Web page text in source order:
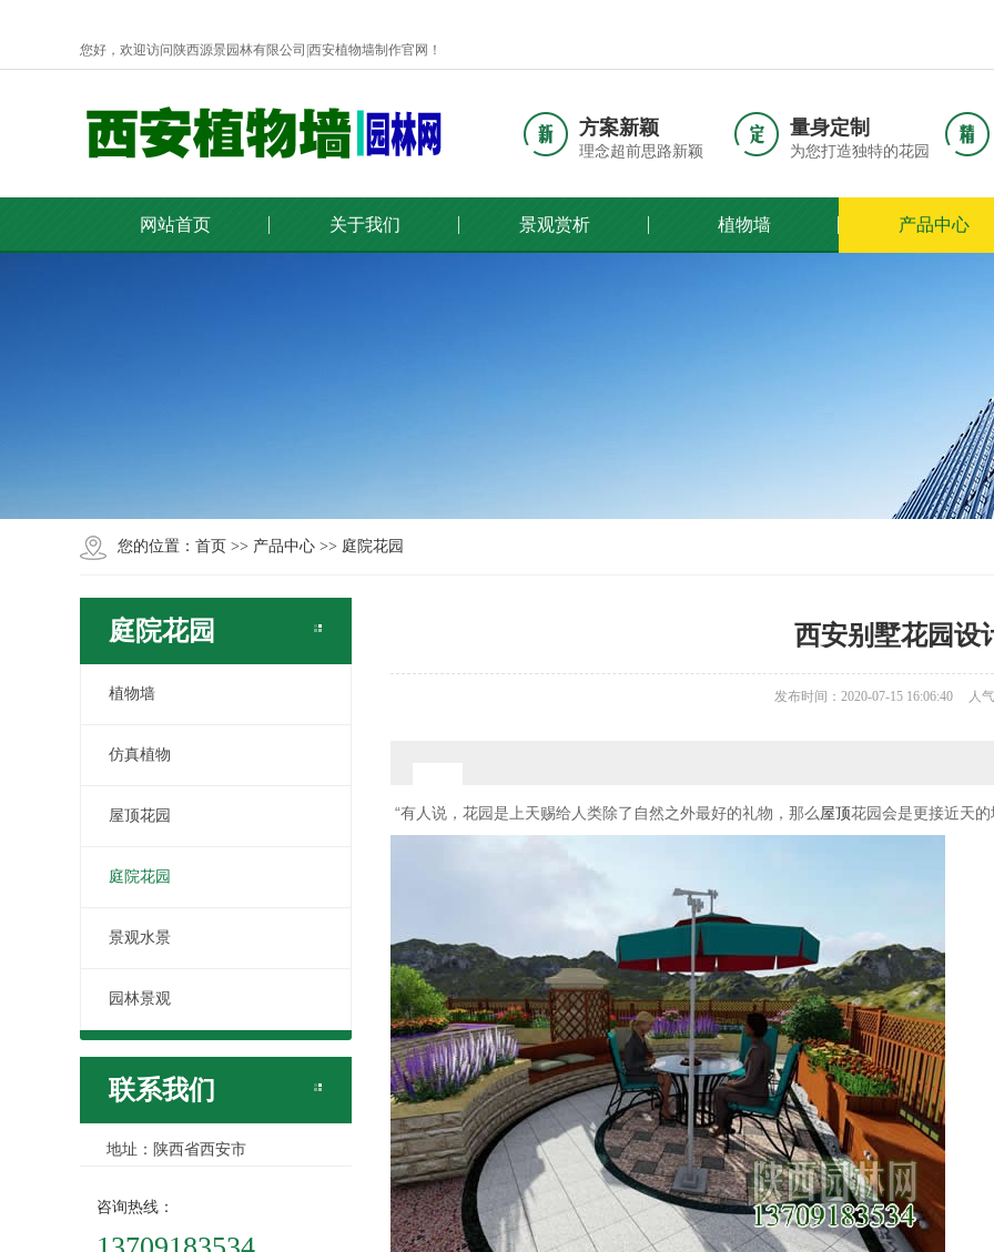
您好，欢迎访问陕西源景园林有限公司|西安植物墙制作官网！
方案新颖
理念超前思路新颖
量身定制
为您打造独特的花园
网站首页 关于我们 景观赏析 植物墙 产品中心
您的位置： 首页 >> 产品中心 >> 庭院花园
庭院花园
植物墙
仿真植物
屋顶花园
庭院花园
景观水景
园林景观
联系我们
地址：陕西省西安市
咨询热线：
西安别墅花园设
发布时间：2020-07-15 16:06:40 人
“有人说，花园是上天赐给人类除了自然之外最好的礼物，那么屋顶花园会是更接近天的